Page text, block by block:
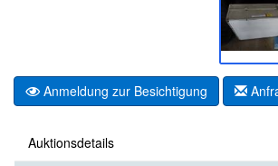
Anmeldung zur Besichtigung
Auktionsdetails